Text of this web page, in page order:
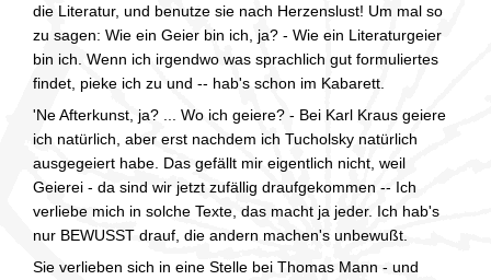
die Literatur, und benutze sie nach Herzenslust! Um mal so
zu sagen: Wie ein Geier bin ich, ja? - Wie ein Literaturgeier
bin ich. Wenn ich irgendwo was sprachlich gut formuliertes
findet, pieke ich zu und -- hab's schon im Kabarett.
'Ne Afterkunst, ja? ... Wo ich geiere? - Bei Karl Kraus geiere
ich natürlich, aber erst nachdem ich Tucholsky natürlich
ausgegeiert habe. Das gefällt mir eigentlich nicht, weil
Geierei - da sind wir jetzt zufällig draufgekommen -- Ich
verliebe mich in solche Texte, das macht ja jeder. Ich hab's
nur BEWUSST drauf, die andern machen's unbewußt.
Sie verlieben sich in eine Stelle bei Thomas Mann - und